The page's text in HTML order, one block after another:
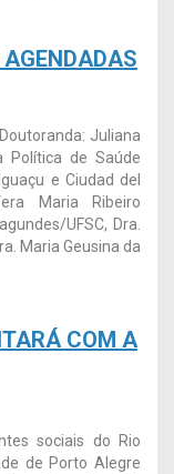
Juliana
Política de Saúde
e Ciudad del
Maria Ribeiro
UFSC, Dra.
Maria Geusina da
COM A
sociais do Rio
de Porto Alegre